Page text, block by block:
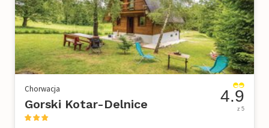
Chorwacja
Gorski Kotar-Delnice 4.9
z 5